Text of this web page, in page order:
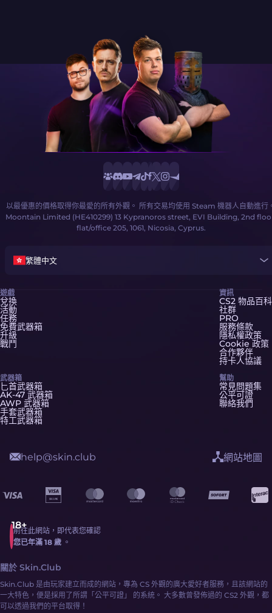
以最優惠的價格取得你最愛的所有外觀。 所有交易均使用 Steam 機器人自動進行
Moontain Limited (HE410299) 13 Kypranoros street, EVI Building, 2nd
flat/office 205, 1061, Nicosia, Cyprus.
繁體中文
遊戲
兌換
活動
任務
免費武器箱
升級
戰鬥
武器箱
匕首武器箱
AK-47 武器箱
AWP 武器箱
手套武器箱
特工武器箱
資訊
CS2 物品百科
社群
PRO
服務條款
隱私權政策
Cookie 政策
合作夥伴
持卡人協議
幫助
常見問題集
公平可證
聯絡我們
前往此網站，即代表您確認
您已年滿 18 歲 。
help@skin.club 網站地圖
關於 Skin.Club
Skin.Club 是由玩家建立而成的網站，專為 CS 外觀的廣大愛好者服務，且該網站的
一大特色，便是採用了所謂「公平可證」 的系統。 大多數曾發佈過的 CS2 外觀，都
可以透過我們的平台取得！